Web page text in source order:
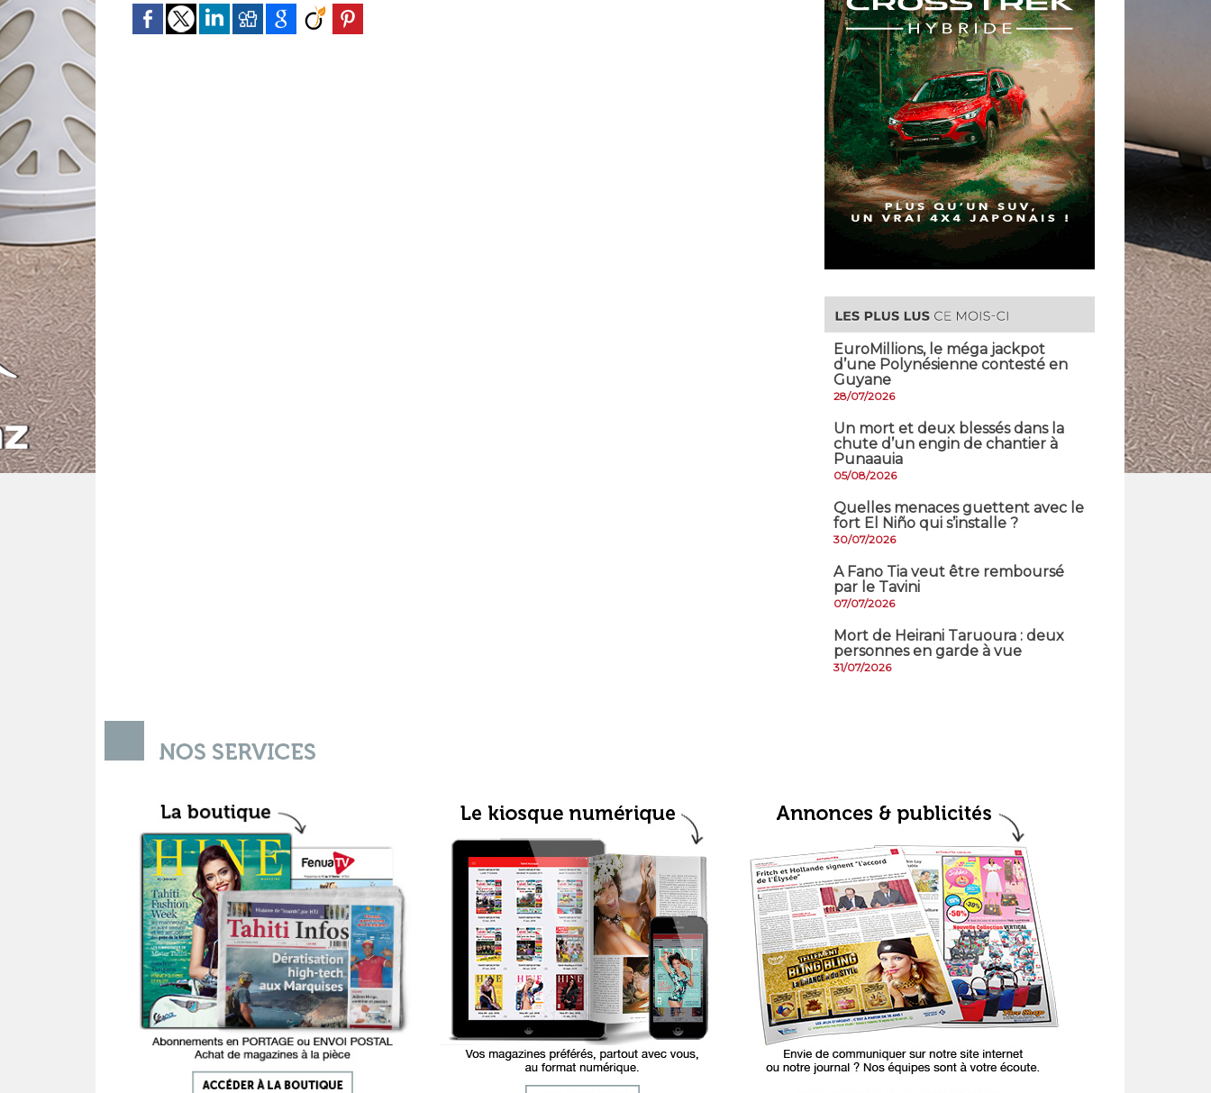
EuroMillions, ​le méga jackpot
d’une Polynésienne contesté en
Guyane
28/07/2026
​Un mort et deux blessés dans la
chute d’un engin de chantier à
Punaauia
05/08/2026
Quelles menaces guettent avec le
fort El Niño qui s’installe ?
30/07/2026
A Fano Tia veut être remboursé
par le Tavini
07/07/2026
Mort de Heirani Taruoura : deux
personnes en garde à vue
31/07/2026